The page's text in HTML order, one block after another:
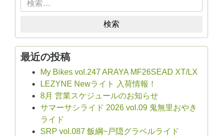
検索
最近の投稿
My Bikes vol.247 ARAYA MF26SEAD XT/LX
LEZYNE Newライト 入荷情報！
8月 営業スケジュールのお知らせ
サマーサシライド 2026 vol.09 鬼無里おやき
ライド
SRP vol.087 飯綱~戸隠グラベルライド